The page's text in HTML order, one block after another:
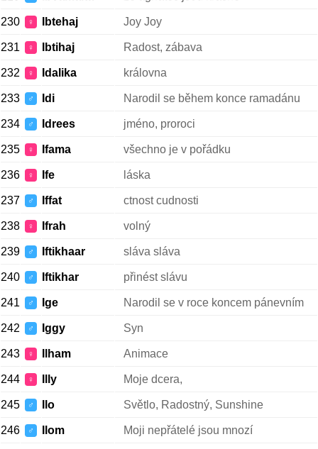
230 ♀ Ibtehaj Joy Joy
231 ♀ Ibtihaj Radost, zábava
232 ♀ Idalika královna
233 ♂ Idi Narodil se během konce ramadánu
234 ♂ Idrees jméno, proroci
235 ♀ Ifama všechno je v pořádku
236 ♀ Ife láska
237 ♂ Iffat ctnost cudnosti
238 ♀ Ifrah volný
239 ♂ Iftikhaar sláva sláva
240 ♂ Iftikhar přinést slávu
241 ♂ Ige Narodil se v roce koncem pánevním
242 ♂ Iggy Syn
243 ♀ Ilham Animace
244 ♀ Illy Moje dcera,
245 ♂ Ilo Světlo, Radostný, Sunshine
246 ♂ Ilom Moji nepřátelé jsou mnozí